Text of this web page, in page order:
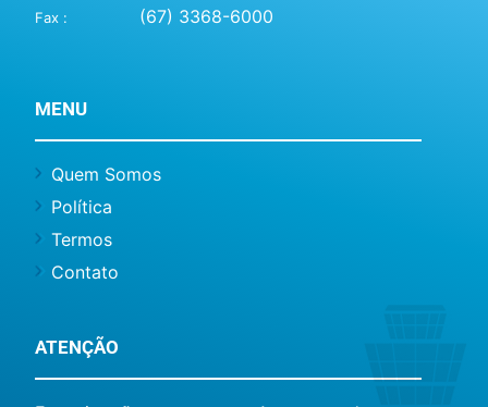
Fax : (67) 3368-6000
MENU
Quem Somos
Política
Termos
Contato
ATENÇÃO